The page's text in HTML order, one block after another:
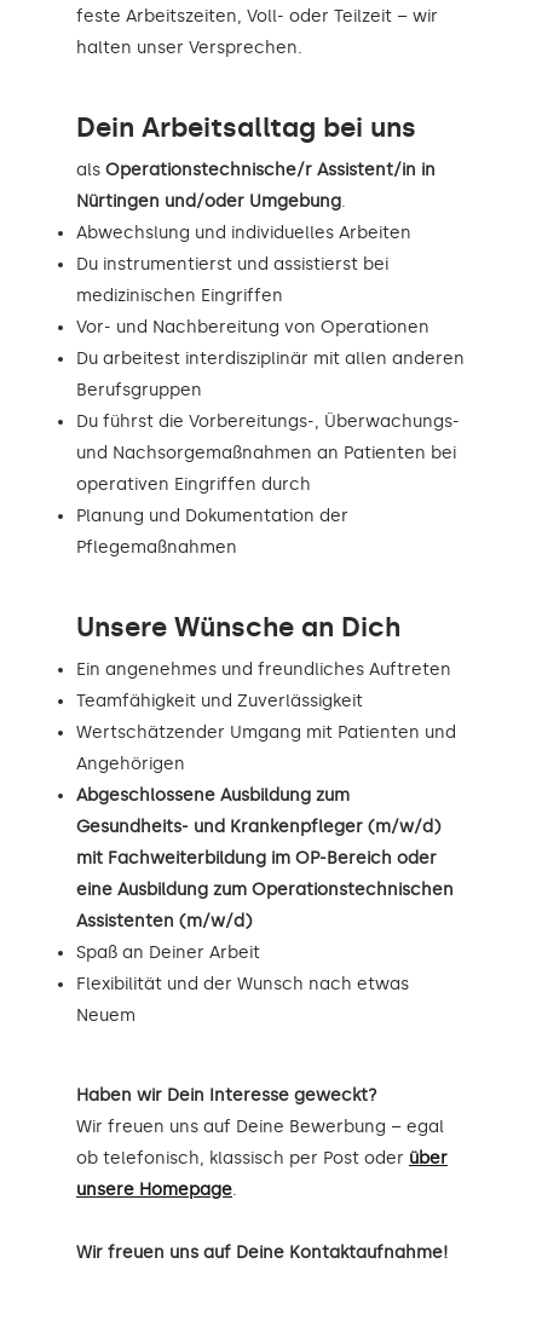
feste Arbeitszeiten, Voll- oder Teilzeit – wir
halten unser Versprechen.
Dein Arbeitsalltag bei uns
als Operationstechnische/r Assistent/in in
Nürtingen und/oder Umgebung.
Abwechslung und individuelles Arbeiten
Du instrumentierst und assistierst bei
medizinischen Eingriffen
Vor- und Nachbereitung von Operationen
Du arbeitest interdisziplinär mit allen anderen
Berufsgruppen
Du führst die Vorbereitungs-, Überwachungs-
und Nachsorgemaßnahmen an Patienten bei
operativen Eingriffen durch
Planung und Dokumentation der
Pflegemaßnahmen
Unsere Wünsche an Dich
Ein angenehmes und freundliches Auftreten
Teamfähigkeit und Zuverlässigkeit
Wertschätzender Umgang mit Patienten und
Angehörigen
Abgeschlossene Ausbildung zum
Gesundheits- und Krankenpfleger (m/w/d)
mit Fachweiterbildung im OP-Bereich oder
eine Ausbildung zum Operationstechnischen
Assistenten (m/w/d)
Spaß an Deiner Arbeit
Flexibilität und der Wunsch nach etwas
Neuem
Haben wir Dein Interesse geweckt?
Wir freuen uns auf Deine Bewerbung – egal
ob telefonisch, klassisch per Post oder über
unsere Homepage.
Wir freuen uns auf Deine Kontaktaufnahme!